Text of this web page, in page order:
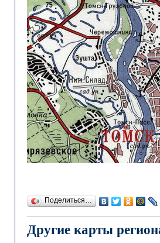
Поделиться…
Другие карты